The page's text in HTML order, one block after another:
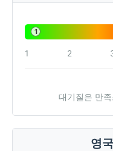
1
1 2
대기질은 만
영